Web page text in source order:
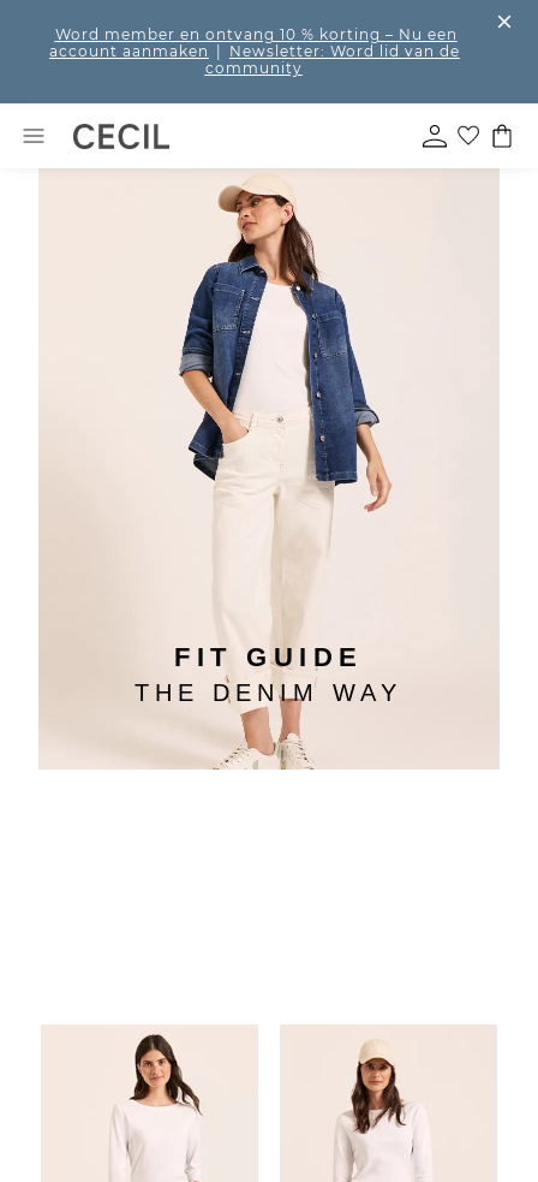
Word member en ontvang 10 % korting – Nu een
account aanmaken
Newsletter: Word lid van de
community
FIT GUIDE
THE DENIM WAY